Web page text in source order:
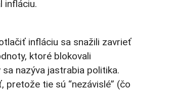
infláciu.
infláciu sa snažili zavrieť
ktoré blokovali
nazýva jastrabia politika.
tie sú “nezávislé” (čo